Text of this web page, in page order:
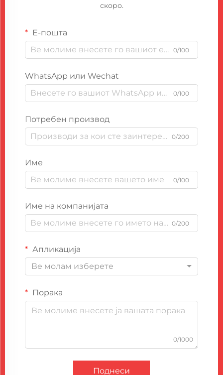
скоро.
Е-пошта
0/100
WhatsApp или Wechat
0/100
Потребен производ
0/200
Име
0/100
Име на компанијата
0/200
Апликација
Ве молам изберете
Порака
0/1000
Поднеси